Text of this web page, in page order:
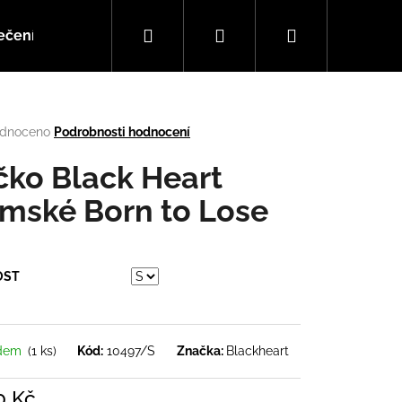
Hudba
Hledat PřihlášeníNákupní
Podrobnosti hodnocení
Black Heart
Born to Lose
(1 ks) Kód: 10497/S Značka: Blackheart
Následující